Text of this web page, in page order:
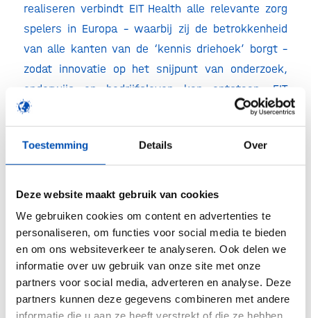
Toestemming Details Over
Deze website maakt gebruik van cookies
We gebruiken cookies om content en advertenties te
personaliseren, om functies voor social media te bieden
en om ons websiteverkeer te analyseren. Ook delen we
informatie over uw gebruik van onze site met onze
partners voor social media, adverteren en analyse. Deze
partners kunnen deze gegevens combineren met andere
informatie die u aan ze heeft verstrekt of die ze hebben
realiseren verbindt EIT Health alle relevante zorg
spelers in Europa – waarbij zij de betrokkenheid
van alle kanten van de ‘kennis driehoek’ borgt –
zodat innovatie op het snijpunt van onderzoek,
onderwijs en bedrijfsleven kan ontstaan. EIT
Health brengt zorg professionals, ondernemers en
burgers samen om ze nieuwe kansen en middelen
te bieden. Het crowdfunding platform
aescuvest.eu geeft dit aanbod verdere armslag
door middel van een uniek hulpmiddel dat zich
richt op financiering, marketing en verkoop om zo
de meest veelbelovende zorg start-ups de
gelegenheid te bieden hun activiteiten naar
Europees niveau op te schalen.
Dr. Pfeffer vult aan: “Crowdfunding geeft